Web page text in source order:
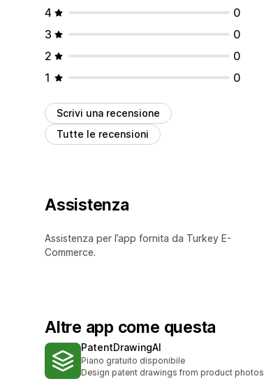
4
0
3
0
2
0
1
0
Scrivi una recensione
Tutte le recensioni
Assistenza
Assistenza per l’app fornita da Turkey E-
Commerce.
Altre app come questa
PatentDrawingAI
Piano gratuito disponibile
Design patent drawings from product photos